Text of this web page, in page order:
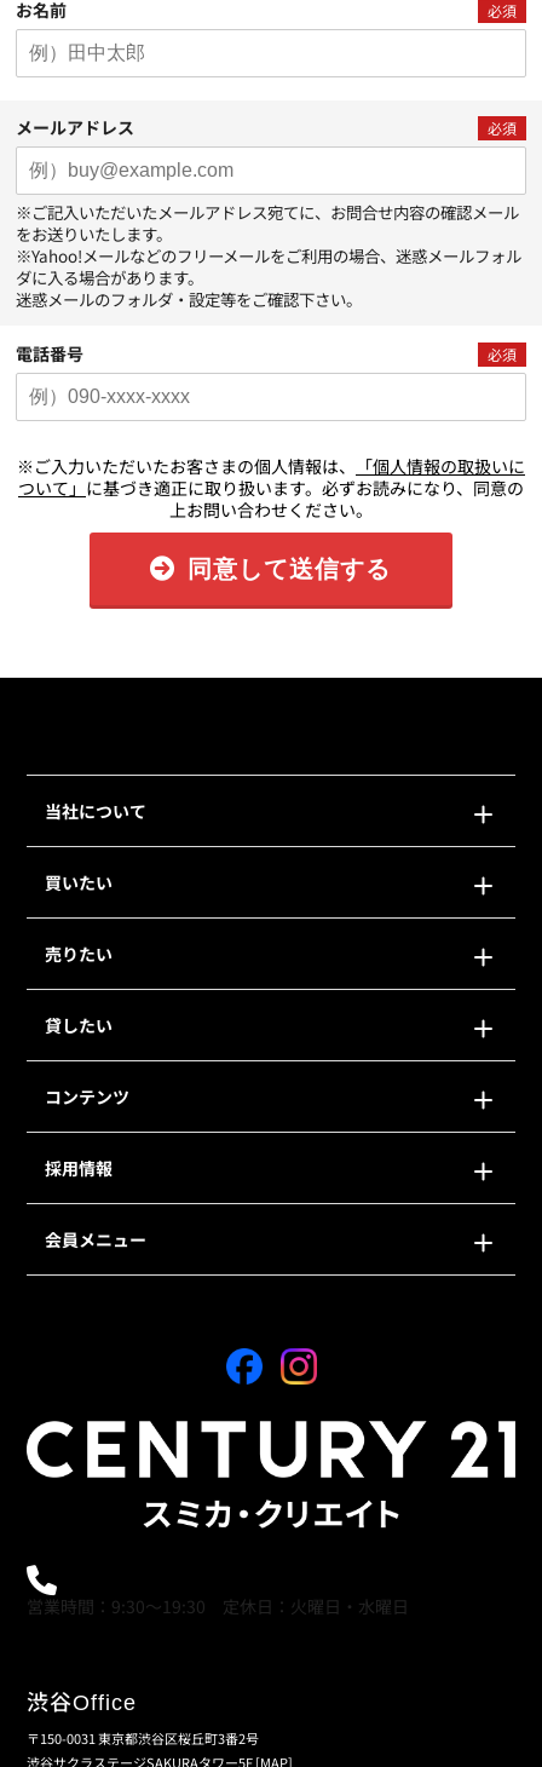
お名前 必須
メールアドレス 必須
※ご記入いただいたメールアドレス宛てに、お問合せ内容の確認メール
をお送りいたします。
※Yahoo!メールなどのフリーメールをご利用の場合、迷惑メールフォル
ダに入る場合があります。
迷惑メールのフォルダ・設定等をご確認下さい。
電話番号 必須
※ご入力いただいたお客さまの個人情報は、
「個人情報の取扱いに
ついて」 に基づき適正に取り扱います。必ずお読みになり、同意の
上お問い合わせください。
同意して送信する
当社について
買いたい
売りたい
貸したい
コンテンツ
採用情報
会員メニュー
営業時間：9:30～19:30 定休日：火曜日・水曜日
渋谷Office
〒150-0031 東京都渋谷区桜丘町3番2号
渋谷サクラステージSAKURAタワー5F[MAP]